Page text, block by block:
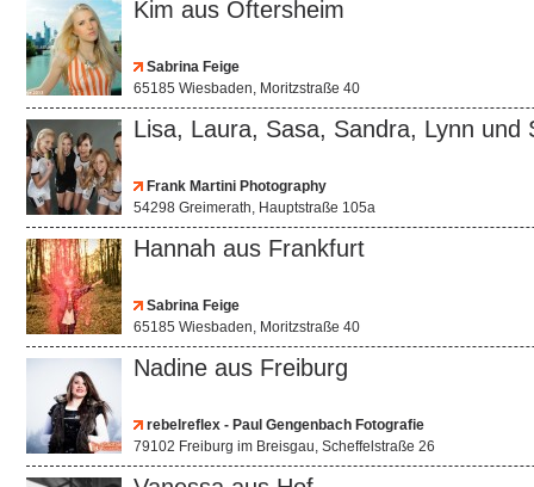
Kim aus Oftersheim
Sabrina Feige
65185 Wiesbaden, Moritzstraße 40
Lisa, Laura, Sasa, Sandra, Lynn und
Frank Martini Photography
54298 Greimerath, Hauptstraße 105a
Hannah aus Frankfurt
Sabrina Feige
65185 Wiesbaden, Moritzstraße 40
Nadine aus Freiburg
rebelreflex - Paul Gengenbach Fotografie
79102 Freiburg im Breisgau, Scheffelstraße 26